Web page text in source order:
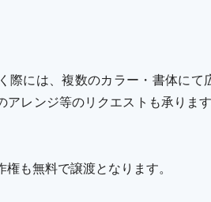
際には、複数のカラー・書体に
アレンジ等のリクエストも承りま
も無料で譲渡となります。